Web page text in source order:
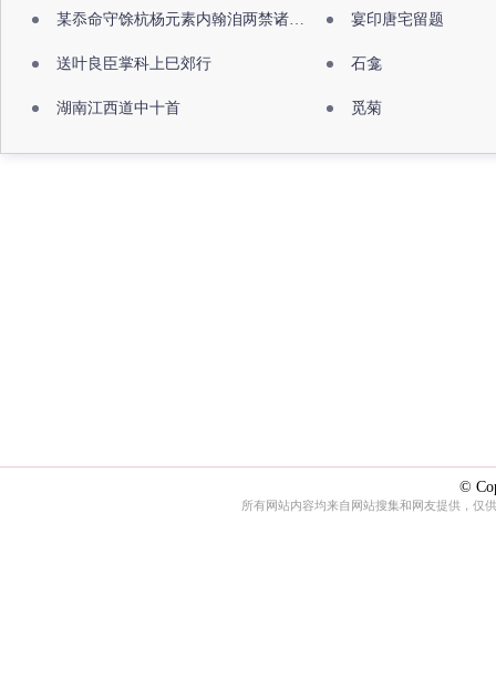
某忝命守馀杭杨元素内翰洎两禁诸公出祖佛寺 宴印唐宅留题
送叶良臣掌科上巳郊行 石龛
湖南江西道中十首 觅菊
©
所有网站内容均来自网站搜集和网友提供，仅